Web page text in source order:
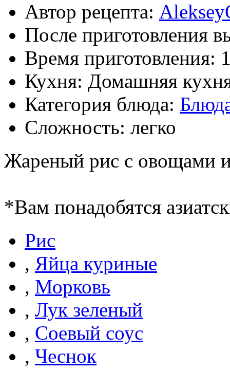
Автор рецепта:
После приготовления
Время приготовления:
Кухня: Домашняя
Категория блюда:
Сложность: легко
Жареный рис с овощами
*Вам понадобятся
Рис
, Яйца куриные
, Морковь
, Лук зеленый
, Соевый соус
, Чеснок